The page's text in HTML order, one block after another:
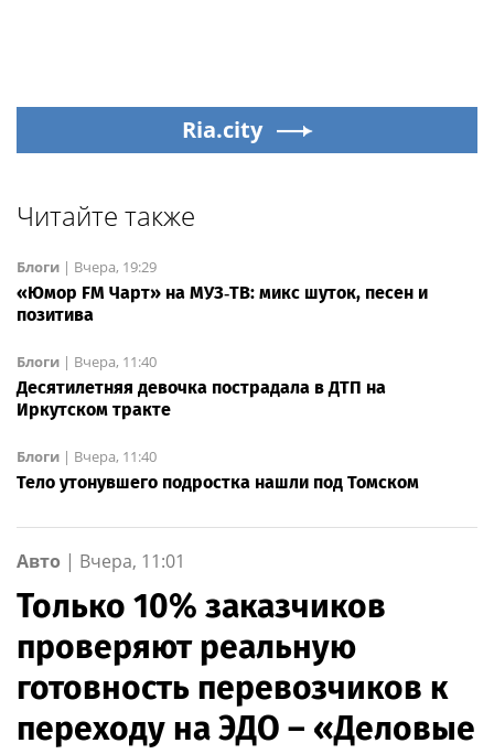
Ria.city
Читайте также
Блоги | Вчера, 19:29
«Юмор FM Чарт» на МУЗ‑ТВ: микс шуток, песен и
позитива
Блоги | Вчера, 11:40
Десятилетняя девочка пострадала в ДТП на
Иркутском тракте
Блоги | Вчера, 11:40
Тело утонувшего подростка нашли под Томском
Авто | Вчера, 11:01
Только 10% заказчиков
проверяют реальную
готовность перевозчиков к
переходу на ЭДО – «Деловые